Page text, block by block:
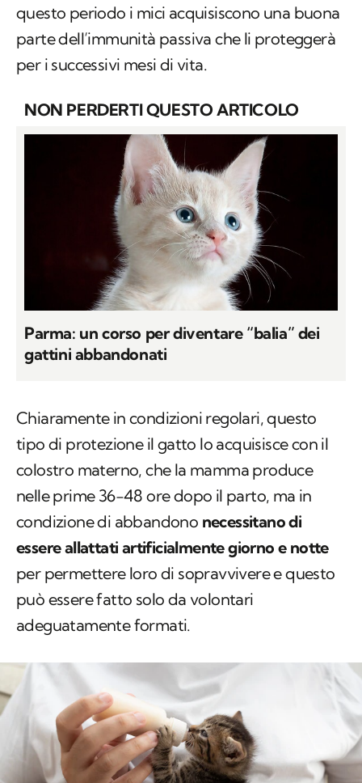
questo periodo i mici acquisiscono una buona
parte dell’immunità passiva che li proteggerà
per i successivi mesi di vita.
NON PERDERTI QUESTO ARTICOLO
Parma: un corso per diventare “balia” dei
gattini abbandonati
Chiaramente in condizioni regolari, questo
tipo di protezione il gatto lo acquisisce con il
colostro materno, che la mamma produce
nelle prime 36-48 ore dopo il parto, ma in
condizione di abbandono necessitano di
essere allattati artificialmente giorno e notte
per permettere loro di sopravvivere e questo
può essere fatto solo da volontari
adeguatamente formati.